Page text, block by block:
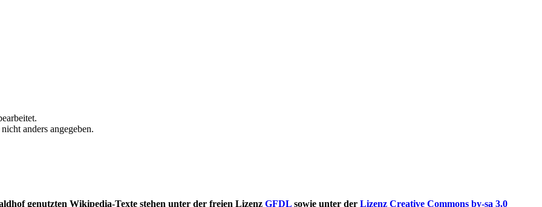
anders angegeben.
genutzten Wikipedia-Texte stehen unter der freien Lizenz GFDL sowie unter der Lizenz Creative Commons by-sa 3.0